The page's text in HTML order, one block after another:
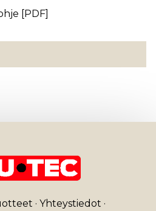
[PDF]
· Yhteystiedot ·